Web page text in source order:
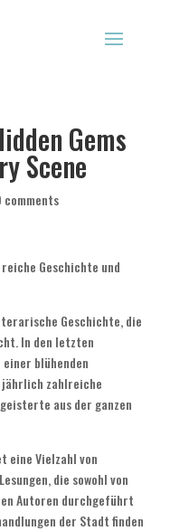
Gems
Scene
comments
Geschichte und
Geschichte, die
In den letzten
blühenden
zahlreiche
aus der ganzen
eine Vielzahl von
die sowohl von
Autoren durchgeführt
der Stadt finden